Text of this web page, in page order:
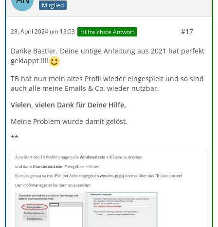
Mitglied
28. April 2024 um 13:53 Hilfreichste Antwort #17
Danke Bastler. Deine untige Anleitung aus 2021 hat perfekt
geklappt !!!!
TB hat nun mein altes Profil wieder eingespielt und so sind
auch alle meine Emails & Co. wieder nutzbar.
Vielen, vielen Dank für Deine Hilfe.
Meine Problem wurde damit gelöst.
**